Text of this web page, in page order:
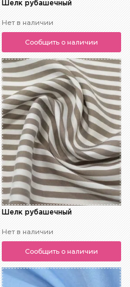
Шелк рубашечный
Нет в наличии
Сообщить о наличии
Шелк рубашечный
Нет в наличии
Сообщить о наличии